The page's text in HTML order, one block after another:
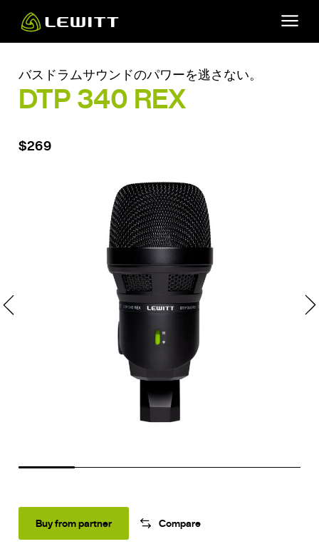
main
バスドラムサウンドのパワーを逃さない。
DTP 340 REX
$269
Buy from partner Compare